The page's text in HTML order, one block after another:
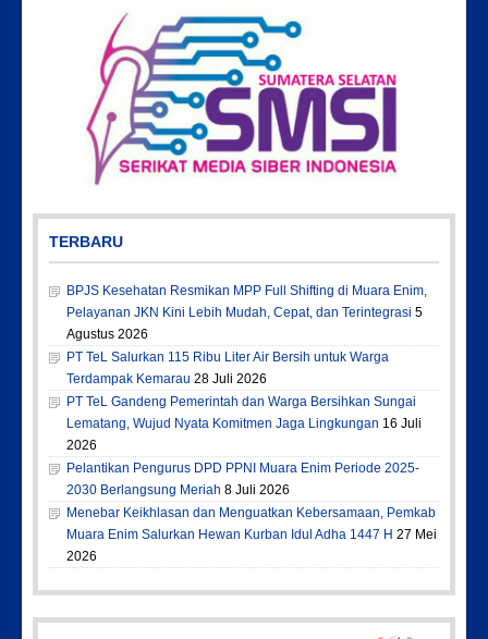
TERBARU
BPJS Kesehatan Resmikan MPP Full Shifting di Muara Enim,
Pelayanan JKN Kini Lebih Mudah, Cepat, dan Terintegrasi 5
Agustus 2026
PT TeL Salurkan 115 Ribu Liter Air Bersih untuk Warga
Terdampak Kemarau 28 Juli 2026
PT TeL Gandeng Pemerintah dan Warga Bersihkan Sungai
Lematang, Wujud Nyata Komitmen Jaga Lingkungan 16 Juli
2026
Pelantikan Pengurus DPD PPNI Muara Enim Periode 2025-
2030 Berlangsung Meriah 8 Juli 2026
Menebar Keikhlasan dan Menguatkan Kebersamaan, Pemkab
Muara Enim Salurkan Hewan Kurban Idul Adha 1447 H 27 Mei
2026